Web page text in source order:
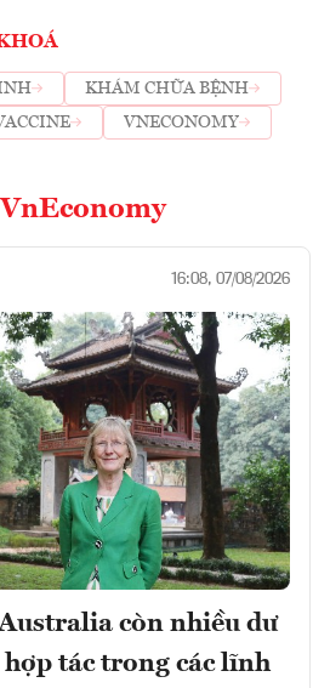
KHÁM CHỮA BỆNH
VNECONOMY
VnEconomy
16:08, 07/08/2026
còn nhiều dư
tác trong các lĩnh